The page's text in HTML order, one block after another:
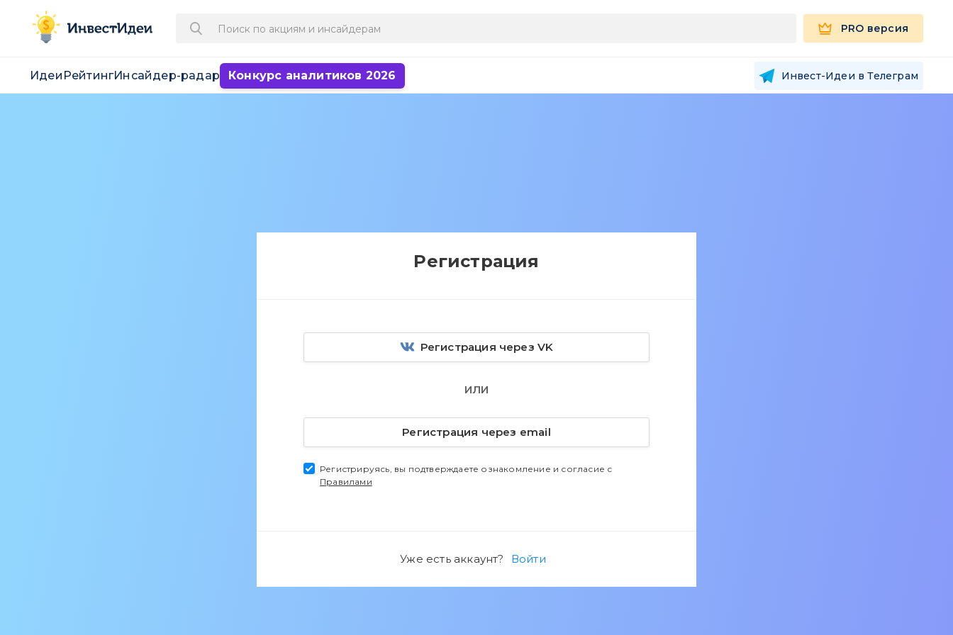
PRO версия
Идеи РейтингИнсайдер-радар Конкурс аналитиков 2026 Инвест-Идеи в Телеграм
Регистрация
Регистрация через VK
ИЛИ
Регистрация через email
Регистрируясь, вы подтверждаете ознакомление и согласие с
Правилами
Уже есть аккаунт? Войти